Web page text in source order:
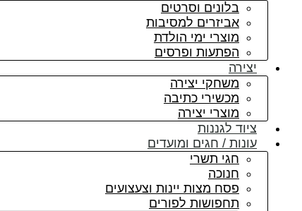
בלונים וסרטים
אביזרים למסיבות
מוצרי ימי הולדת
הפתעות ופרסים
יצירה
משחקי יצירה
מכשירי כתיבה
מוצרי יצירה
ציוד לגננות
עונות / חגים ומועדים
חגי תשרי
חנוכה
פסח מצות יינות וצעצועים
תחפושות לפורים